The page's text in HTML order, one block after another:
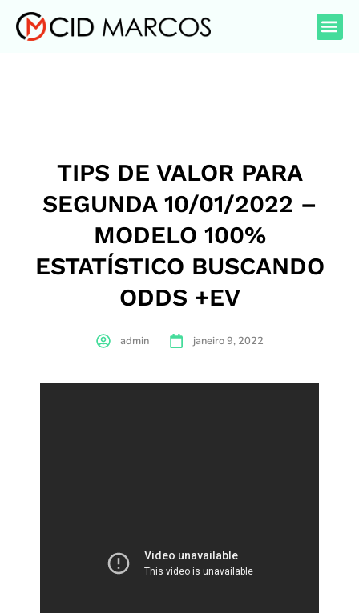
TIPS DE VALOR PARA
SEGUNDA 10/01/2022 –
MODELO 100%
ESTATÍSTICO BUSCANDO
ODDS +EV
admin janeiro 9, 2022